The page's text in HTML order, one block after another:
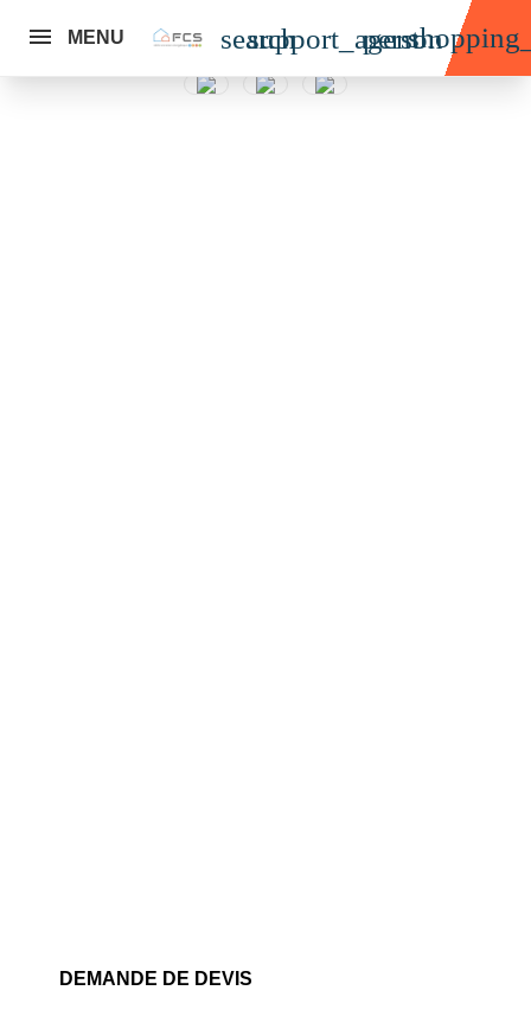
MENU search
support_agent
person
DEMANDE DE DEVIS